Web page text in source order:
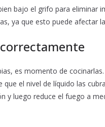
bajo el grifo para eliminar
ya que esto puede afectar
es momento de
el nivel de líquido las
y luego reduce el fuego a